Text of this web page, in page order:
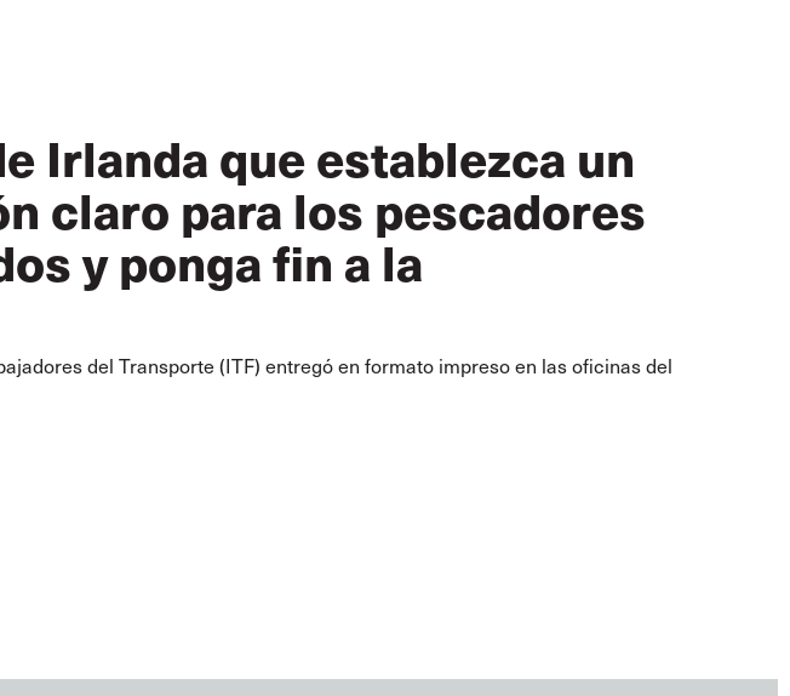
Irlanda que establezca un
claro para los pescadores
y ponga fin a la
del Transporte (ITF) entregó en formato impreso en las oficinas del